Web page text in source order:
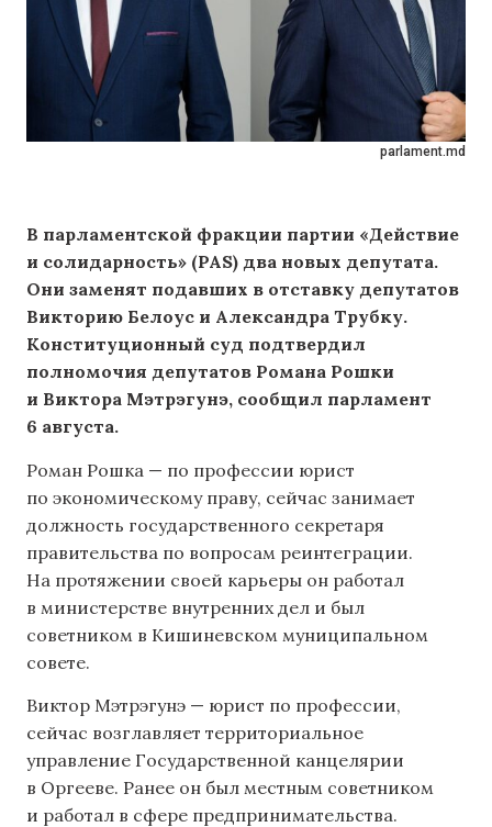
parlament.md
В парламентской фракции партии «Действие
и солидарность» (PAS) два новых депутата.
Они заменят подавших в отставку депутатов
Викторию Белоус и Александра Трубку.
Конституционный суд подтвердил
полномочия депутатов Романа Рошки
и Виктора Мэтрэгунэ, сообщил парламент
6 августа.
Роман Рошка — по профессии юрист
по экономическому праву, сейчас занимает
должность государственного секретаря
правительства по вопросам реинтеграции.
На протяжении своей карьеры он работал
в министерстве внутренних дел и был
советником в Кишиневском муниципальном
совете.
Виктор Мэтрэгунэ — юрист по профессии,
сейчас возглавляет территориальное
управление Государственной канцелярии
в Оргееве. Ранее он был местным советником
и работал в сфере предпринимательства.